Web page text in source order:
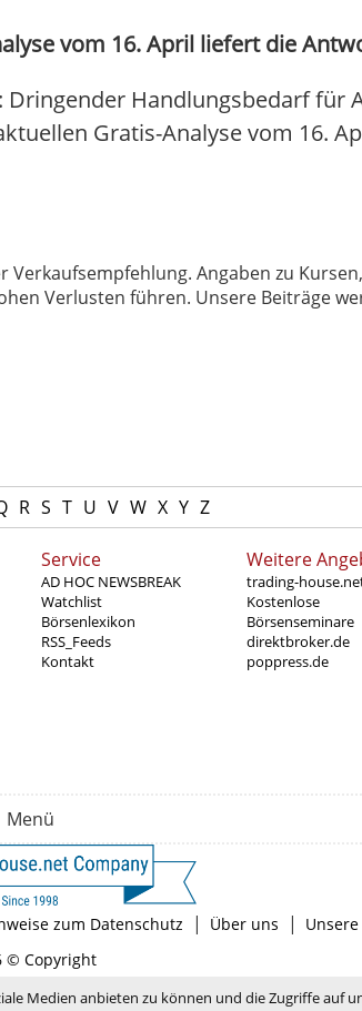
vom 16. April liefert die
Handlungsbedarf für
Gratis-Analyse vom 16.
Angaben zu
Verlusten führen. Unsere Beiträge
R S T U V W X Y Z
Service
AD HOC NEWSBREAK
Watchlist
Börsenlexikon
RSS_Feeds
Kontakt
Weitere
trading-
Kostenlose
Börsenseminare
direktbroker.de
poppress.de
Menü
zum Datenschutz | Über uns |
© Copyright
Medien anbieten zu können und die Zugriffe auf